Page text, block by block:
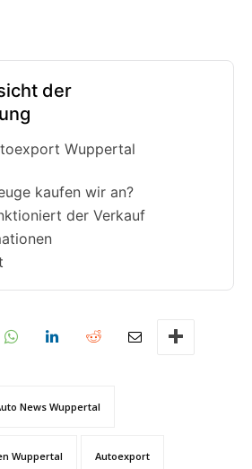
der
Wuppertal
kaufen wir an?
der Verkauf
News Wuppertal
Wuppertal Autoexport